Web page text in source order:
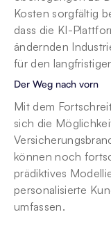
Kosten sorgfältig
dass die KI-
ändernden
für den
Der Weg nach vorn
Mit dem
sich die
können noch
prädiktives
personalisierte
umfassen.